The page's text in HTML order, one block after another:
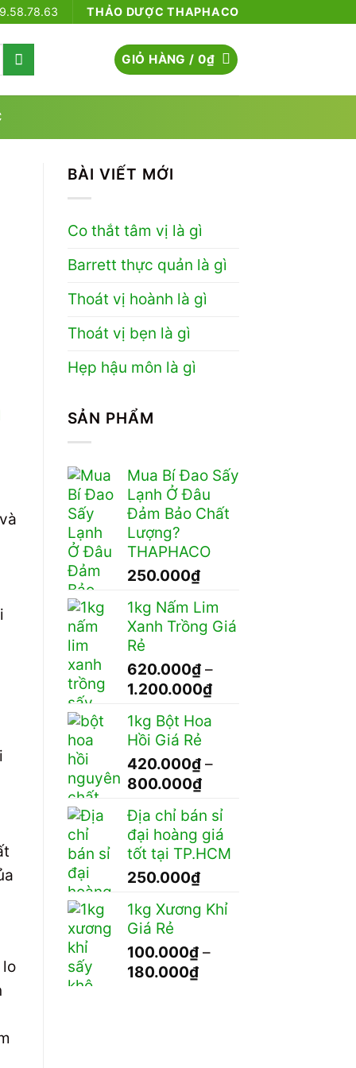
THẢO DƯỢC THAPHACO
GIỎ HÀNG /0₫
lo
BÀI VIẾT MỚI
Co thắt tâm vị là gì
Barrett thực quản là gì
Thoát vị hoành là gì
Thoát vị bẹn là gì
Hẹp hậu môn là gì
SẢN PHẨM
Mua Bí Đao Sấy
Lạnh Ở Đâu
Đảm Bảo Chất
Lượng?
THAPHACO
250.000₫
1kg Nấm Lim
Xanh Trồng Giá
Rẻ
620.000₫ –
1.200.000₫Khoảng
từ
đến
1kg Bột Hoa
Hồi Giá Rẻ
420.000₫ –
800.000₫Khoảng
từ
420.000₫
đến
Địa chỉ bán sỉ
đại hoàng giá
tốt tại TP.HCM
250.000₫
1kg Xương Khỉ
Giá Rẻ
100.000₫ –
180.000₫Khoảng